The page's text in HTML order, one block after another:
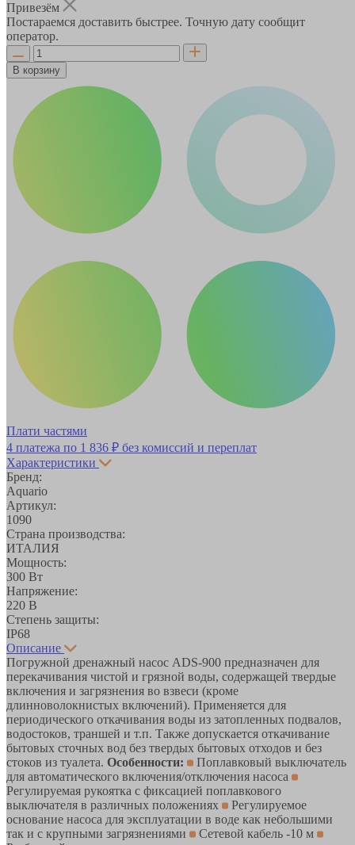
Привезём
Постараемся доставить быстрее. Точную дату сообщит
оператор.
В корзину
Плати частями
4 платежа по 1 836 ₽ без комиссий и переплат
Характеристики
Бренд:
Aquario
Артикул:
1090
Страна производства:
ИТАЛИЯ
Мощность:
300 Вт
Напряжение:
220 В
Степень защиты:
IP68
Описание
Погружной дренажный насос ADS-900 предназначен для
перекачивания чистой и грязной воды, содержащей твердые
включения и загрязнения во взвеси (кроме
длинноволокнистых включений). Применяется для
периодического откачивания воды из затопленных подвалов,
водостоков, траншей и т.п. Также допускается откачивание
бытовых сточных вод без твердых бытовых отходов и без
стоков из туалета. Особенности:
Поплавковый выключатель
для автоматического включения/отключения наcоса
Регулируемая рукоятка с фиксацией поплавкового
выключателя в различных положениях
Регулируемое
основание насоса для эксплуатации в воде как небольшими
так и с крупными загрязнениями
Сетевой кабель -10 м